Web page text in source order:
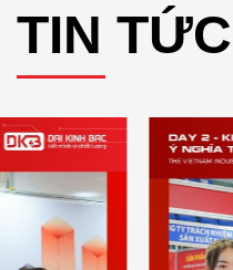
TIN